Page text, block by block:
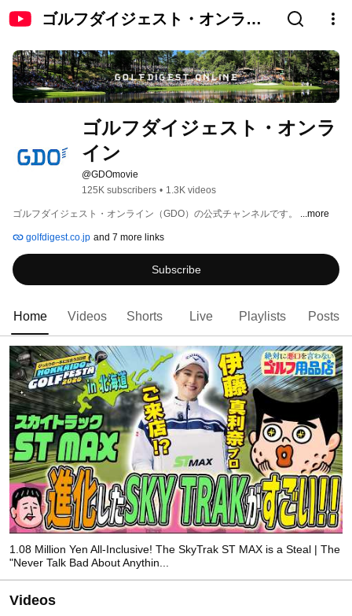
ゴルフダイジェスト・オンライ
ゴルフダイジェスト・オンラ
イン
@GDOmovie
125K subscribers • 1.3K videos
ゴルフダイジェスト・オンライン（GDO）の公式チャンネルです。 ...more
golfdigest.co.jp and 7 more links
Subscribe
Home Videos Shorts Live Playlists Posts
1.08 Million Yen All-Inclusive! The SkyTrak ST MAX is a Steal | The
"Never Talk Bad About Anythin...
Videos